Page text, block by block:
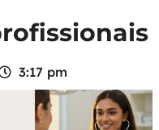
3:17 pm